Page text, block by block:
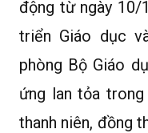
động từ ngày 10/
triển Giáo dục
phòng Bộ Giáo
ứng lan tỏa
thanh niên, đồng